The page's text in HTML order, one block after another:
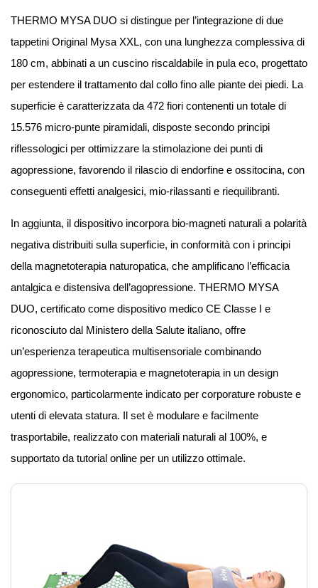
THERMO MYSA DUO si distingue per l’integrazione di due
tappetini Original Mysa XXL, con una lunghezza complessiva di
180 cm, abbinati a un cuscino riscaldabile in pula eco, progettato
per estendere il trattamento dal collo fino alle piante dei piedi. La
superficie è caratterizzata da 472 fiori contenenti un totale di
15.576 micro-punte piramidali, disposte secondo principi
riflessologici per ottimizzare la stimolazione dei punti di
agopressione, favorendo il rilascio di endorfine e ossitocina, con
conseguenti effetti analgesici, mio-rilassanti e riequilibranti.
In aggiunta, il dispositivo incorpora bio-magneti naturali a polarità
negativa distribuiti sulla superficie, in conformità con i principi
della magnetoterapia naturopatica, che amplificano l’efficacia
antalgica e distensiva dell’agopressione. THERMO MYSA
DUO, certificato come dispositivo medico CE Classe I e
riconosciuto dal Ministero della Salute italiano, offre
un’esperienza terapeutica multisensoriale combinando
agopressione, termoterapia e magnetoterapia in un design
ergonomico, particolarmente indicato per corporature robuste e
utenti di elevata statura. Il set è modulare e facilmente
trasportabile, realizzato con materiali naturali al 100%, e
supportato da tutorial online per un utilizzo ottimale.